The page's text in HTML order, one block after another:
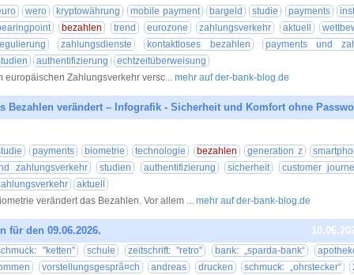
wero kryptowährung mobile payment bargeld studie payments
bezahlen trend eurozone zahlungsverkehr aktuell
zahlungsdienste kontaktloses bezahlen
payments und
authentifizierung
echtzeitüberweisung
europäischen Zahlungsverkehr versc... mehr auf der-bank-blog.de
Bezahlen verändert – Infografik - Sicherheit und Komfort ohne
payments biometrie technologie bezahlen generation z
zahlungsverkehr
studien authentifizierung sicherheit
customer
aktuell
verändert das Bezahlen. Vor allem ... mehr auf der-bank-blog.de
für den 09.06.2026.
"ketten" schule zeitschrift: "retro" bank: „sparda-bank“
vorstellungsgesprã¤ch andreas drucken schmuck: „ohrstecker“